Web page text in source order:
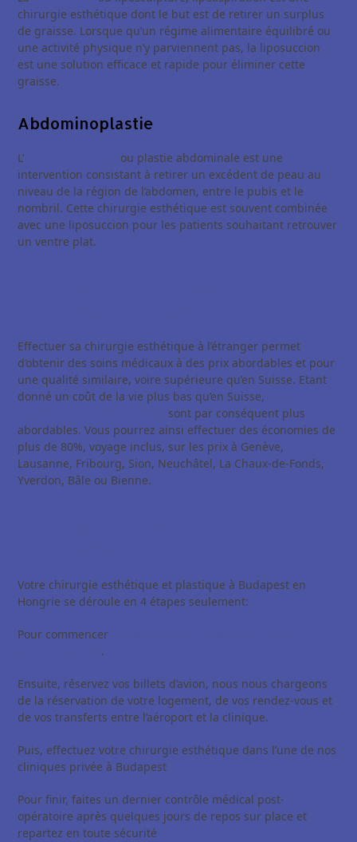
chirurgie esthétique dont le but est de retirer un surplus
de graisse. Lorsque qu’un régime alimentaire équilibré ou
une activité physique n’y parviennent pas, la liposuccion
est une solution efficace et rapide pour éliminer cette
graisse.
Abdominoplastie
L’
ou plastie abdominale est une
intervention consistant à retirer un excédent de peau au
niveau de la région de l’abdomen, entre le pubis et le
nombril. Cette chirurgie esthétique est souvent combinée
avec une liposuccion pour les patients souhaitant retrouver
un ventre plat.
Effectuer sa chirurgie esthétique à l’étranger permet
d’obtenir des soins médicaux à des prix abordables et pour
une qualité similaire, voire supérieure qu’en Suisse. Etant
donné un coût de la vie plus bas qu’en Suisse,
sont par conséquent plus
abordables. Vous pourrez ainsi effectuer des économies de
plus de 80%, voyage inclus, sur les prix à Genève,
Lausanne, Fribourg, Sion, Neuchâtel, La Chaux-de-Fonds,
Yverdon, Bâle ou Bienne.
Votre chirurgie esthétique et plastique à Budapest en
Hongrie se déroule en 4 étapes seulement:
Pour commencer
.
Ensuite, réservez vos billets d’avion, nous nous chargeons
de la réservation de votre logement, de vos rendez-vous et
de vos transferts entre l’aéroport et la clinique.
Puis, effectuez votre chirurgie esthétique dans l’une de nos
cliniques privée à Budapest
Pour finir, faites un dernier contrôle médical post-
opératoire après quelques jours de repos sur place et
repartez en toute sécurité